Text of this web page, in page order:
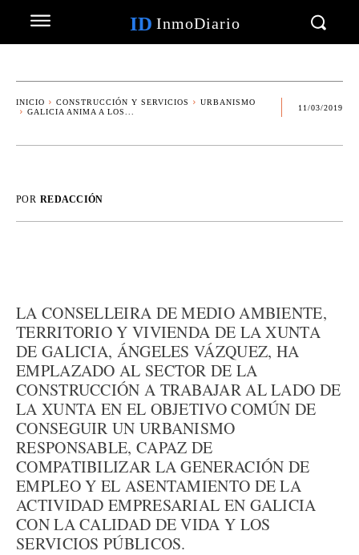
ID InmoDiario
INICIO CONSTRUCCIÓN Y SERVICIOS
URBANISMO
GALICIA ANIMA A LOS...
11/03/2019
POR REDACCIÓN
LA CONSELLEIRA DE MEDIO AMBIENTE,
TERRITORIO Y VIVIENDA DE LA XUNTA
DE GALICIA, ÁNGELES VÁZQUEZ, HA
EMPLAZADO AL SECTOR DE LA
CONSTRUCCIÓN A TRABAJAR AL LADO DE
LA XUNTA EN EL OBJETIVO COMÚN DE
CONSEGUIR UN URBANISMO
RESPONSABLE, CAPAZ DE
COMPATIBILIZAR LA GENERACIÓN DE
EMPLEO Y EL ASENTAMIENTO DE LA
ACTIVIDAD EMPRESARIAL EN GALICIA
CON LA CALIDAD DE VIDA Y LOS
SERVICIOS PÚBLICOS.